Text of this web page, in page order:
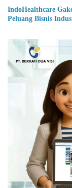
IndoHealthcare
Peluang Bisnis